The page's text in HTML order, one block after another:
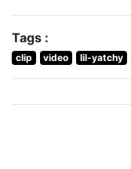
Tags :
clip video lil-yatchy